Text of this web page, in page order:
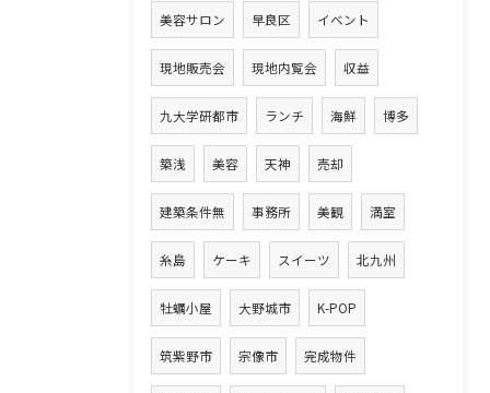
美容サロン 早良区 イベント
現地販売会 現地内覧会 収益
九大学研都市 ランチ 海鮮 博多
築浅 美容 天神 売却
建築条件無 事務所 美観 満室
糸島 ケーキ スイーツ 北九州
牡蠣小屋 大野城市 K-POP
筑紫野市 宗像市 完成物件